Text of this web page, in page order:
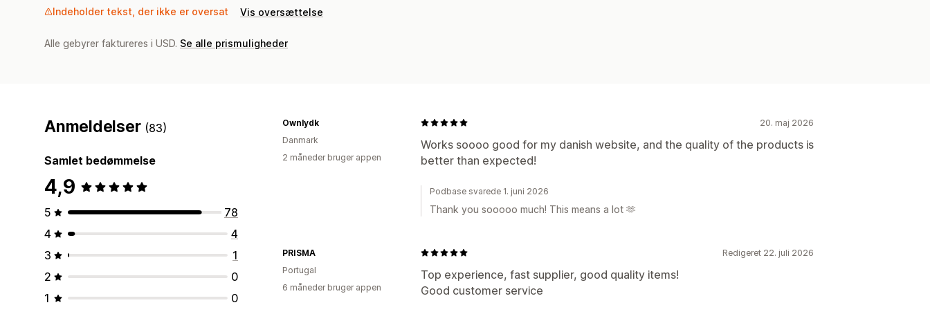
Indeholder tekst, der ikke er oversat Vis oversættelse
Alle gebyrer faktureres i USD. Se alle prismuligheder
Anmeldelser (83)
Samlet bedømmelse
4,9
5
78
4
4
3
1
2
0
1
0
20. maj 2026
Works soooo good for my danish website, and the quality of the products is
better than expected!
Ownlydk
Danmark
2 måneder bruger appen
Podbase svarede 1. juni 2026
Thank you sooooo much! This means a lot 🫶
Redigeret 22. juli 2026
Top experience, fast supplier, good quality items!
Good customer service
PRISMA
Portugal
6 måneder bruger appen